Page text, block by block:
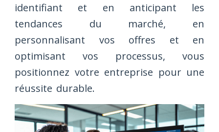
identifiant et en anticipant les
tendances du marché, en
personnalisant vos offres et en
optimisant vos processus, vous
positionnez votre entreprise pour une
réussite durable.